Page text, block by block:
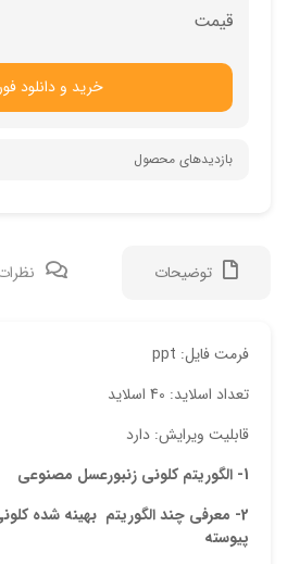
خرید و دانلود
بازدیدهای محصول
توضیحات
فرمت فایل: ppt
تعداد اسلاید: 40 اسلاید
قابلیت ویرایش: دارد
1- الگوریتم کلونی زنبورعسل مصنوعی
2- معرفی چند الگوریتم بهینه شده
پیوسته